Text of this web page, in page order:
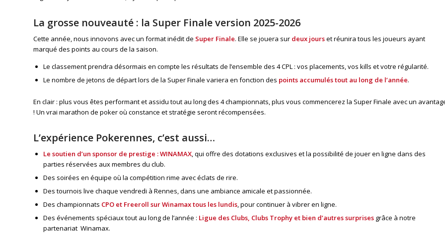
La grosse nouveauté : la Super Finale version 2025-2026
Cette année, nous innovons avec un format inédit de Super Finale. Elle se jouera sur deux jourset réunira tous les joueurs ayant
marqué des points au cours de la saison.
Le classement prendra désormais en compte les résultats de l’ensemble des 4 CPL : vos placements, vos kills et votre régularité.
Le nombre de jetons de départ lors de la Super Finale variera en fonction des points accumulés tout au long de l’année.
En clair : plus vous êtes performant et assidu tout au long des 4 championnats, plus vous commencerez la Super Finale avec un
! Un vrai marathon de poker où constance et stratégie seront récompensées.
L’expérience Pokerennes, c’est aussi…
Le soutien d’un sponsor de prestige : WINAMAX, qui offre des dotations exclusives et la possibilité de jouer en ligne dans des
parties réservées aux membres du club.
Des soirées en équipe où la compétition rime avec éclats de rire.
Des tournois live chaque vendredi à Rennes, dans une ambiance amicale et passionnée.
Des championnats CPO et Freeroll sur Winamax tous les lundis, pour continuer à vibrer en ligne.
Des événements spéciaux tout au long de l’année : Ligue des Clubs, Clubs Trophy et bien d’autres surprises grâce à notre
partenariat Winamax.